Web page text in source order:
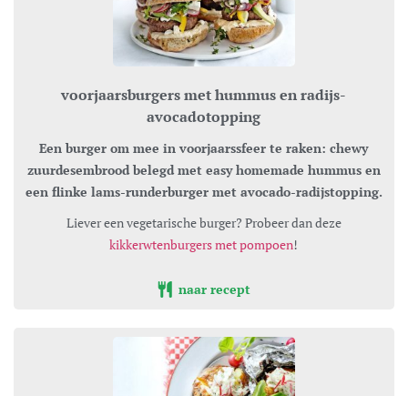
voorjaarsburgers met hummus en radijs-
avocadotopping
Een burger om mee in voorjaarssfeer te raken: chewy
zuurdesembrood belegd met easy homemade hummus en
een flinke lams-runderburger met avocado-radijstopping.
Liever een vegetarische burger? Probeer dan deze
kikkerwtenburgers met pompoen!
naar recept